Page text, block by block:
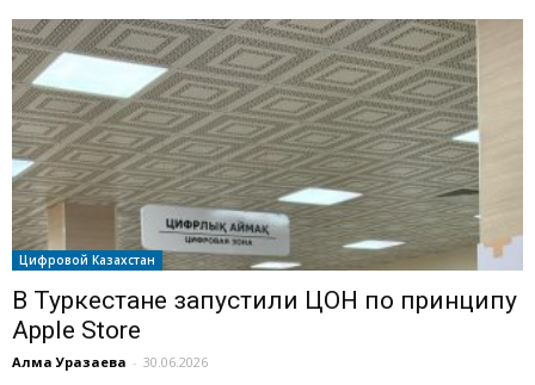
Цифровой Казахстан
В Туркестане запустили ЦОН по принципу
Apple Store
Алма Уразаева - 30.06.2026